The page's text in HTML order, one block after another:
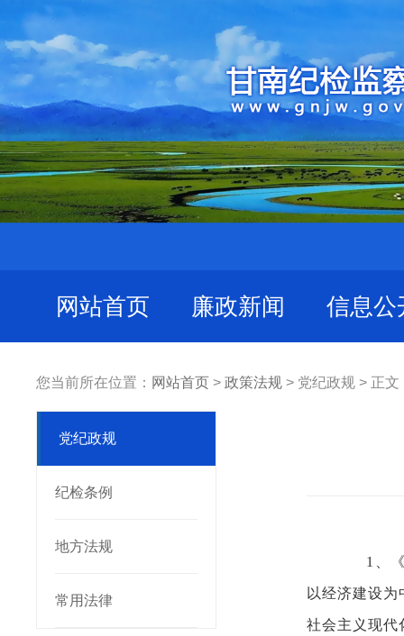
网站首页 廉政新闻 信息公
您当前所在位置： 网站首页 > 政策法规 > 党纪政规 > 正文
党纪政规
纪检条例
地方法规
常用法律
1、
以经济建设
社会主义现代